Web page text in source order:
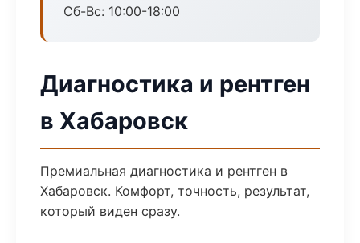
Сб-Вс: 10:00-18:00
Диагностика и рентген
в Хабаровск
Премиальная диагностика и рентген в
Хабаровск. Комфорт, точность, результат,
который виден сразу.